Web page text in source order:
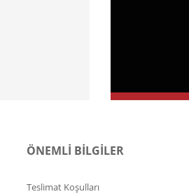
ÖNEMLİ BİLGİLER
Teslimat Koşulları